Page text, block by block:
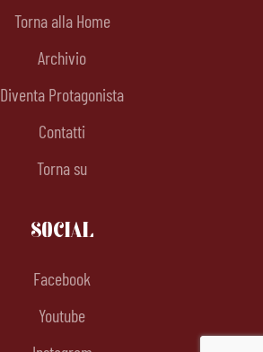
Torna alla Home
Archivio
Diventa Protagonista
Contatti
Torna su
SOCIAL
Facebook
Youtube